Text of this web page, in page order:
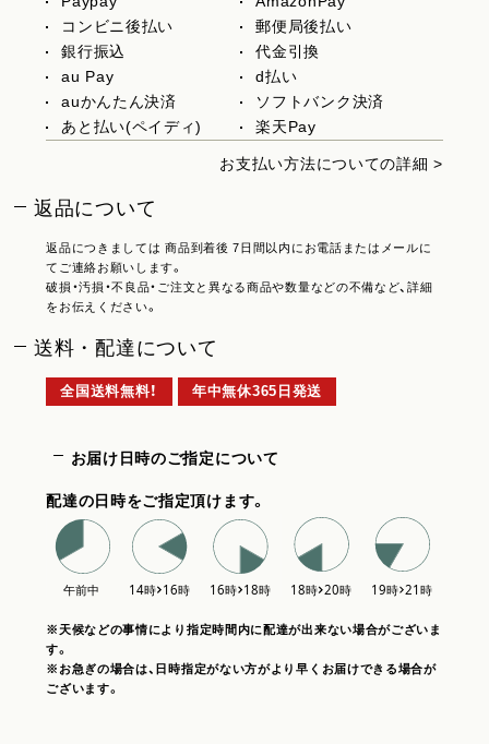
コンビニ後払い
郵便局後払い
銀行振込
代金引換
au Pay
d払い
auかんたん決済
ソフトバンク決済
あと払い(ペイディ)
楽天Pay
お支払い方法についての詳細 >
返品について
返品につきましては 商品到着後 7日間以内にお電話またはメールに
てご連絡お願いします。
破損・汚損・不良品・ご注文と異なる商品や数量などの不備など、詳細
をお伝えください。
送料・配達について
全国送料無料！ 年中無休365日発送
お届け日時のご指定について
配達の日時をご指定頂けます。
※天候などの事情により指定時間内に配達が出来ない場合がございま
す。
※お急ぎの場合は、日時指定がない方がより早くお届けできる場合が
ございます。